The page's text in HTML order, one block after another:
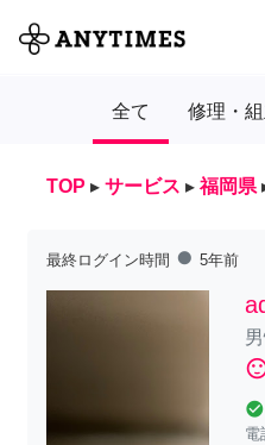
全て 修理・
TOP ▸ サービス ▸ 福岡県
最終ログイン時間 fiber_manual_record 5年前
check_circle
電